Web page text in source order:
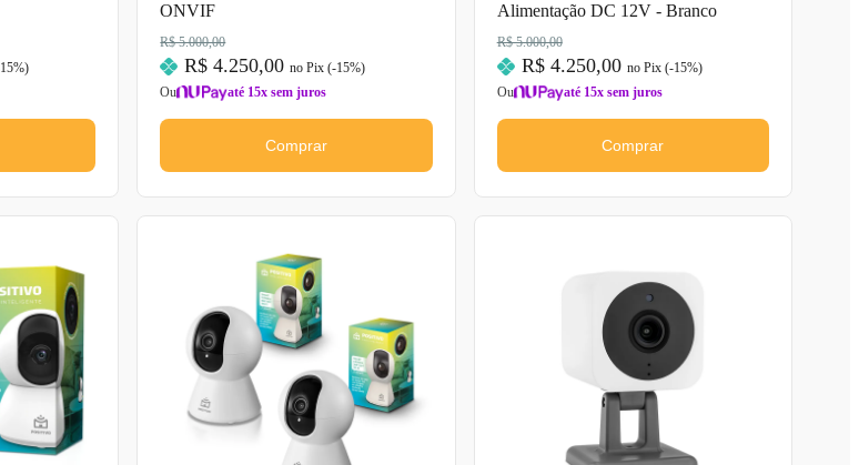
15%)
ONVIF
R$ 5.000,00
R$ 4.250,00 no Pix (-15%)
Ou
até 15x sem juros
Comprar
Alimentação DC 12V - Branco
R$ 5.000,00
R$ 4.250,00 no Pix (-15%)
Ou
até 15x sem juros
Comprar